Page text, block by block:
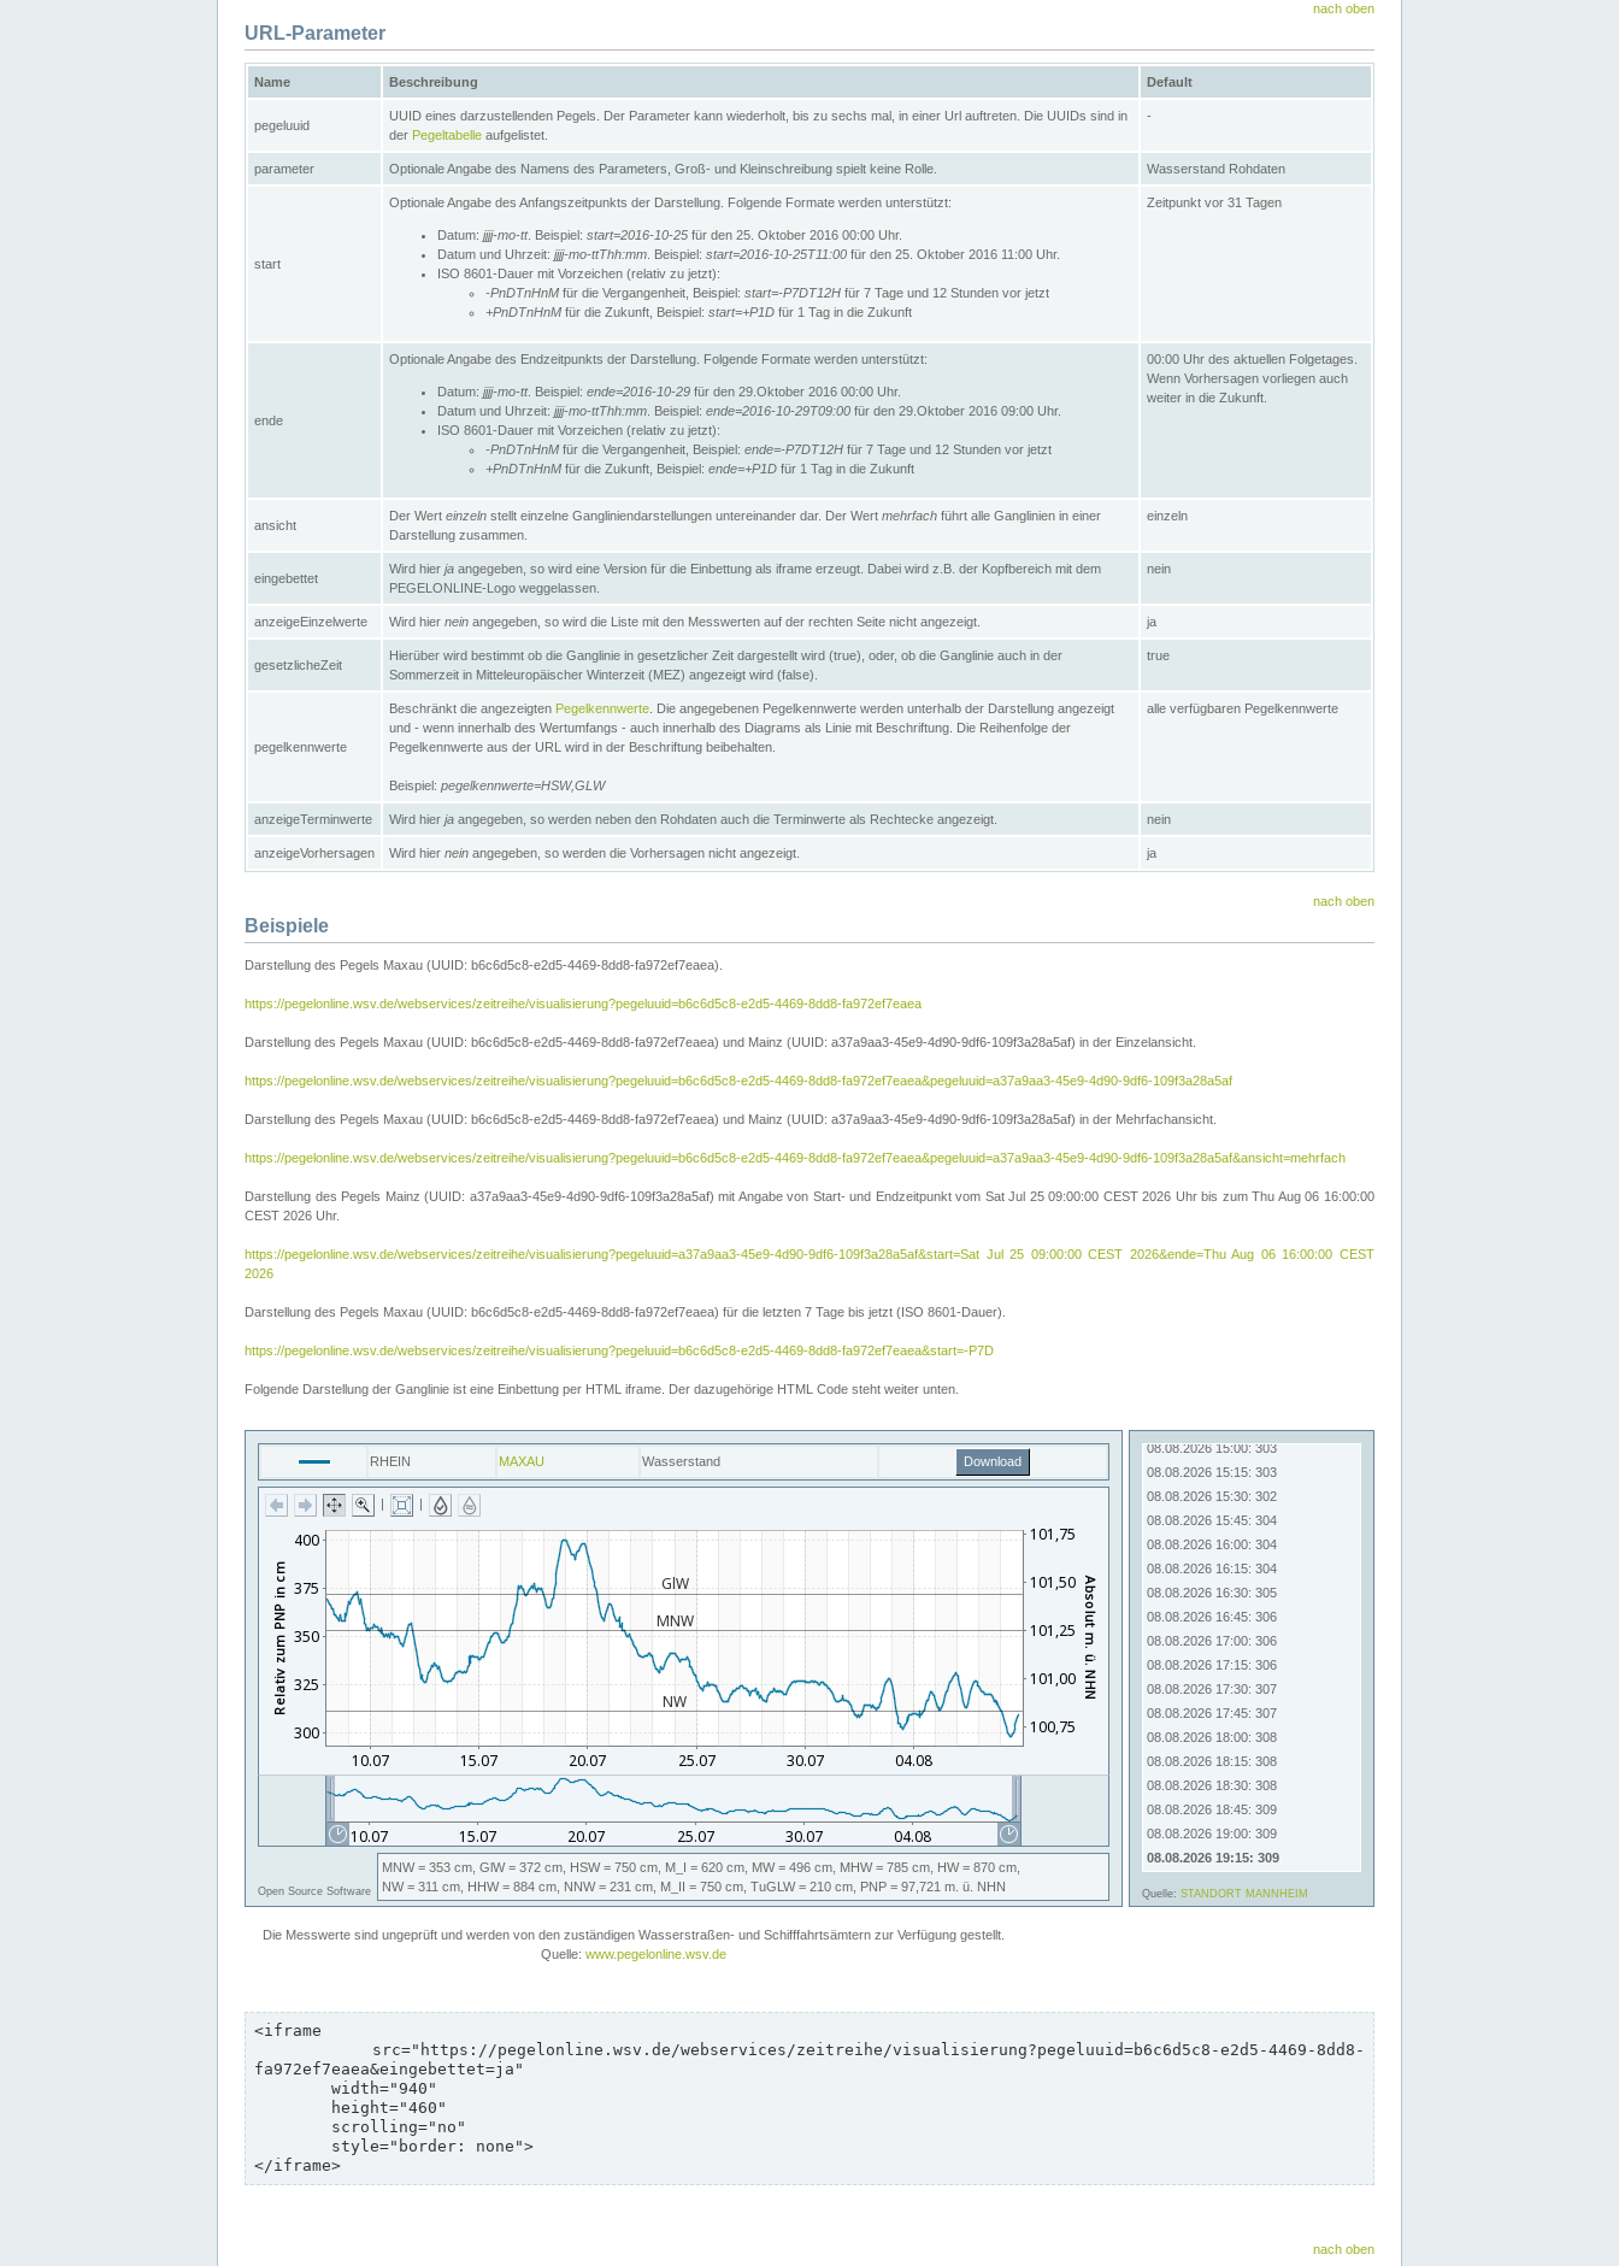
nach oben
URL-Parameter
Name Beschreibung Default
pegeluuid
UUID eines darzustellenden Pegels. Der Parameter kann wiederholt, bis zu sechs mal, in einer Url auftreten. Die UUIDs sind in
der Pegeltabelle aufgelistet.
-
parameter Optionale Angabe des Namens des Parameters, Groß- und Kleinschreibung spielt keine Rolle. Wasserstand Rohdaten
start
Optionale Angabe des Anfangszeitpunkts der Darstellung. Folgende Formate werden unterstützt:
Datum: jjjj-mo-tt. Beispiel: start=2016-10-25 für den 25. Oktober 2016 00:00 Uhr.
Datum und Uhrzeit: jjjj-mo-ttThh:mm . Beispiel: start=2016-10-25T11:00 für den 25. Oktober 2016 11:00 Uhr.
ISO 8601-Dauer mit Vorzeichen (relativ zu jetzt):
-PnDTnHnM für die Vergangenheit, Beispiel: start=-P7DT12H für 7 Tage und 12 Stunden vor jetzt
+PnDTnHnM für die Zukunft, Beispiel: start=+P1D für 1 Tag in die Zukunft
Zeitpunkt vor 31 Tagen
ende
Optionale Angabe des Endzeitpunkts der Darstellung. Folgende Formate werden unterstützt:
Datum: jjjj-mo-tt. Beispiel: ende=2016-10-29 für den 29.Oktober 2016 00:00 Uhr.
Datum und Uhrzeit: jjjj-mo-ttThh:mm . Beispiel: ende=2016-10-29T09:00 für den 29.Oktober 2016 09:00 Uhr.
ISO 8601-Dauer mit Vorzeichen (relativ zu jetzt):
-PnDTnHnM für die Vergangenheit, Beispiel: ende=-P7DT12H für 7 Tage und 12 Stunden vor jetzt
+PnDTnHnM für die Zukunft, Beispiel: ende=+P1D für 1 Tag in die Zukunft
00:00 Uhr des aktuellen Folgetages.
Wenn Vorhersagen vorliegen auch
weiter in die Zukunft.
ansicht
Der Wert einzeln stellt einzelne Gangliniendarstellungen untereinander dar. Der Wert mehrfach führt alle Ganglinien in einer
Darstellung zusammen.
einzeln
eingebettet
Wird hier ja angegeben, so wird eine Version für die Einbettung als iframe erzeugt. Dabei wird z.B. der Kopfbereich mit dem
PEGELONLINE-Logo weggelassen.
nein
anzeigeEinzelwerte Wird hier nein angegeben, so wird die Liste mit den Messwerten auf der rechten Seite nicht angezeigt. ja
gesetzlicheZeit
Hierüber wird bestimmt ob die Ganglinie in gesetzlicher Zeit dargestellt wird (true), oder, ob die Ganglinie auch in der
Sommerzeit in Mitteleuropäischer Winterzeit (MEZ) angezeigt wird (false).
true
pegelkennwerte
Beschränkt die angezeigten Pegelkennwerte . Die angegebenen Pegelkennwerte werden unterhalb der Darstellung angezeigt
und - wenn innerhalb des Wertumfangs - auch innerhalb des Diagrams als Linie mit Beschriftung. Die Reihenfolge der
Pegelkennwerte aus der URL wird in der Beschriftung beibehalten.
Beispiel: pegelkennwerte=HSW,GLW
alle verfügbaren Pegelkennwerte
anzeigeTerminwerte Wird hier ja angegeben, so werden neben den Rohdaten auch die Terminwerte als Rechtecke angezeigt. nein
anzeigeVorhersagen Wird hier nein angegeben, so werden die Vorhersagen nicht angezeigt. ja
nach oben
Beispiele
Darstellung des Pegels Maxau (UUID: b6c6d5c8-e2d5-4469-8dd8-fa972ef7eaea).
https://pegelonline.wsv.de/webservices/zeitreihe/visualisierung?pegeluuid=b6c6d5c8-e2d5-4469-8dd8-fa972ef7eaea
Darstellung des Pegels Maxau (UUID: b6c6d5c8-e2d5-4469-8dd8-fa972ef7eaea) und Mainz (UUID: a37a9aa3-45e9-4d90-9df6-109f3a28a5af) in der Einzelansicht.
https://pegelonline.wsv.de/webservices/zeitreihe/visualisierung?pegeluuid=b6c6d5c8-e2d5-4469-8dd8-fa972ef7eaea&pegeluuid=a37a9aa3-45e9-4d90-9df6-109f3a28a5af
Darstellung des Pegels Maxau (UUID: b6c6d5c8-e2d5-4469-8dd8-fa972ef7eaea) und Mainz (UUID: a37a9aa3-45e9-4d90-9df6-109f3a28a5af) in der Mehrfachansicht.
https://pegelonline.wsv.de/webservices/zeitreihe/visualisierung?pegeluuid=b6c6d5c8-e2d5-4469-8dd8-fa972ef7eaea&pegeluuid=a37a9aa3-45e9-4d90-9df6-109f3a28a5af&ansicht=mehrfach
Darstellung des Pegels Mainz (UUID: a37a9aa3-45e9-4d90-9df6-109f3a28a5af) mit Angabe von Start- und Endzeitpunkt vom Sat Jul 25 09:00:00 CEST 2026 Uhr bis zum Thu Aug 06 16:00:00
CEST 2026 Uhr.
https://pegelonline.wsv.de/webservices/zeitreihe/visualisierung?pegeluuid=a37a9aa3-45e9-4d90-9df6-109f3a28a5af&start=Sat Jul 25 09:00:00 CEST 2026&ende=Thu Aug 06 16:00:00 CEST
2026
Darstellung des Pegels Maxau (UUID: b6c6d5c8-e2d5-4469-8dd8-fa972ef7eaea) für die letzten 7 Tage bis jetzt (ISO 8601-Dauer).
https://pegelonline.wsv.de/webservices/zeitreihe/visualisierung?pegeluuid=b6c6d5c8-e2d5-4469-8dd8-fa972ef7eaea&start=-P7D
Folgende Darstellung der Ganglinie ist eine Einbettung per HTML iframe. Der dazugehörige HTML Code steht weiter unten.
<iframe
fa972ef7eaea&eingebettet=ja"
</iframe>
nach oben